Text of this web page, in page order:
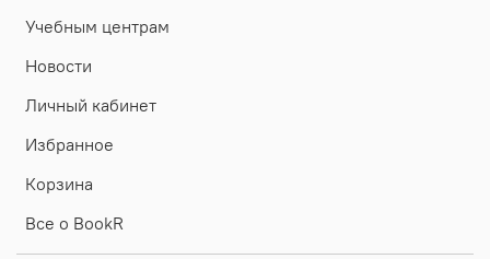
Учебным центрам
Новости
Личный кабинет
Избранное
Корзина
Все о BookR